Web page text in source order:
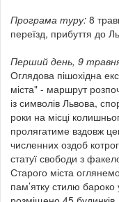
Програма туру: 8
переїзд, прибуття до
Перший день, 9
Оглядова пішохідна
міста" - маршрут
із символів Львова,
роки на місці
пролягатиме вздовж
численних оздоб
статуї свободи з
Старого міста
пам’ятку стилю